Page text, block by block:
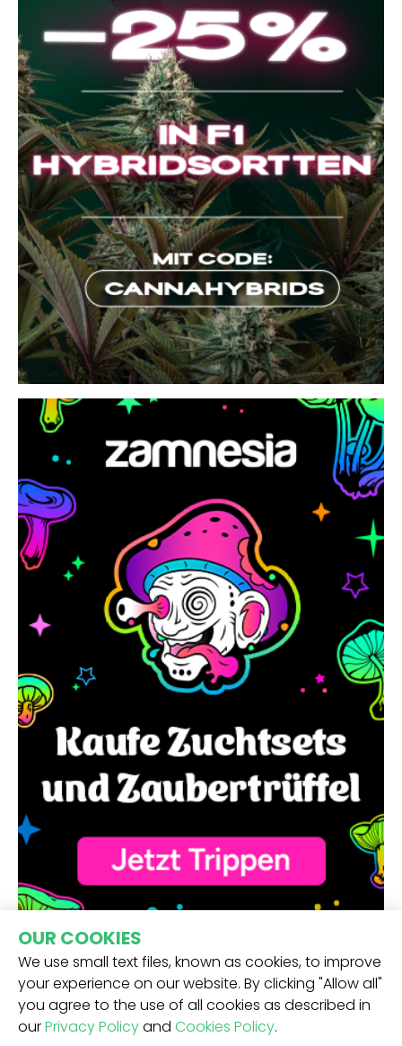
OUR COOKIES
We use small text files, known as cookies, to improve
your experience on our website. By clicking "Allow all"
you agree to the use of all cookies as described in
ourPrivacy Policyand Cookies Policy.